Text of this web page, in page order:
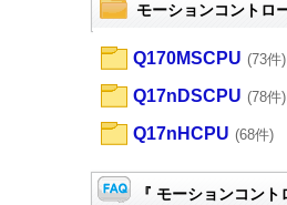
モーションコントロ
Q170MSCPU (73件)
Q17nDSCPU (78件)
Q17nHCPU (68件)
『 モーションコン